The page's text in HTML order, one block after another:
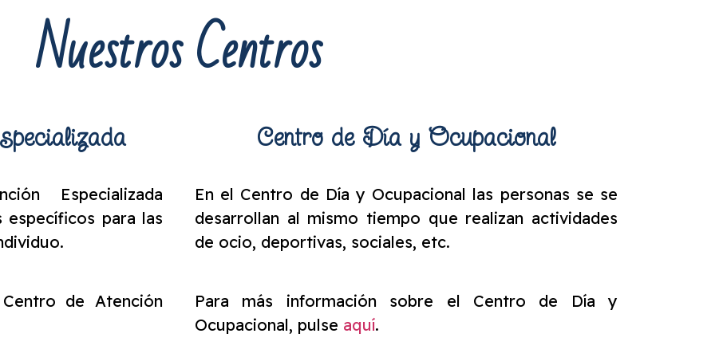
Nuestros Centros
Especializada
para las
de Atención
Centro de Día y Ocupacional
En el Centro de Día y Ocupacional las personas se se
desarrollan al mismo tiempo que realizan actividades
de ocio, deportivas, sociales, etc.
Para más información sobre el Centro de Día y
Ocupacional, pulse aquí.